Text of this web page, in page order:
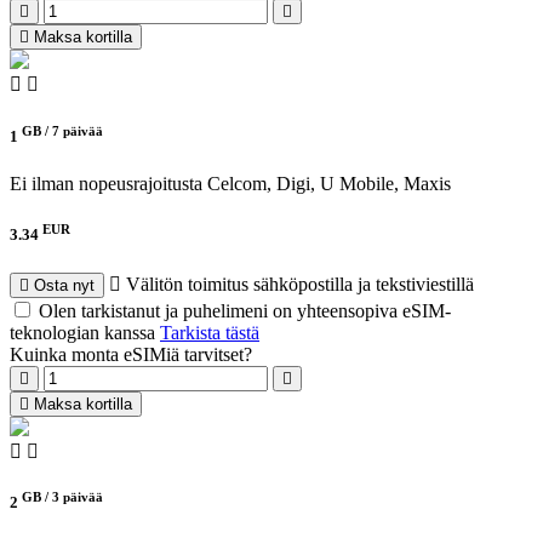
Maksa kortilla
1 GB / 7 päivää
Ei ilman nopeusrajoitusta Celcom, Digi, U Mobile, Maxis
3.34 EUR
Osta nyt
Välitön toimitus sähköpostilla ja tekstiviestillä
Olen tarkistanut ja puhelimeni on yhteensopiva eSIM-
teknologian kanssa Tarkista tästä
Kuinka monta eSIMiä tarvitset?
Maksa kortilla
2 GB / 3 päivää